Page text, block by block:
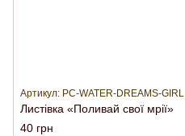
Артикул: PC-WATER-DREAMS-GIRL
Листівка «Поливай свої мрії»
40 грн